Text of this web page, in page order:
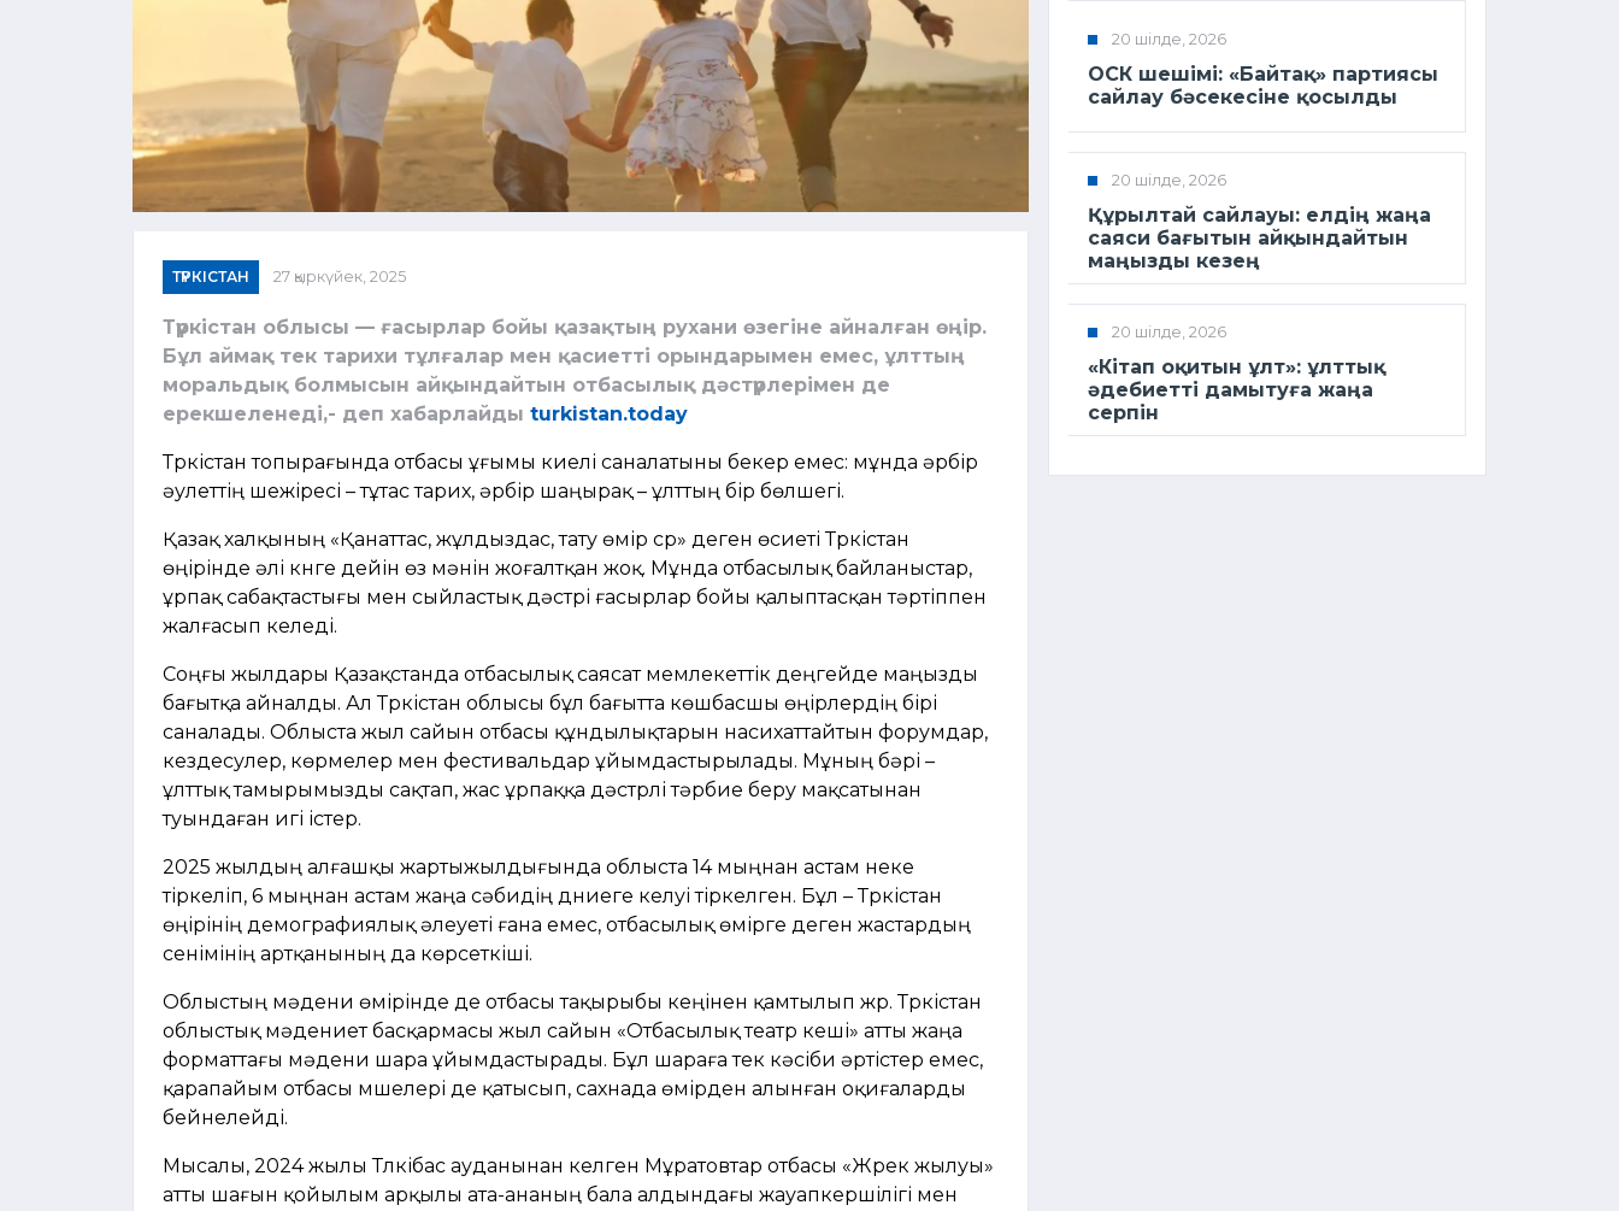
ТҮРКІСТАН 27 қыркүйек, 2025
Түркістан облысы — ғасырлар бойы қазақтың рухани өзегіне айналған өңір.
Бұл аймақ тек тарихи тұлғалар мен қасиетті орындарымен емес, ұлттың
моральдық болмысын айқындайтын отбасылық дәстүрлерімен де
ерекшеленеді,- деп хабарлайды turkistan.today
Түркістан топырағында отбасы ұғымы киелі саналатыны бекер емес: мұнда әрбір
әулеттің шежіресі – тұтас тарих, әрбір шаңырақ – ұлттың бір бөлшегі.
Қазақ халқының «Қанаттас, жұлдыздас, тату өмір сүр» деген өсиеті Түркістан
өңірінде әлі күнге дейін өз мәнін жоғалтқан жоқ. Мұнда отбасылық байланыстар,
ұрпақ сабақтастығы мен сыйластық дәстүрі ғасырлар бойы қалыптасқан тәртіппен
жалғасып келеді.
Соңғы жылдары Қазақстанда отбасылық саясат мемлекеттік деңгейде маңызды
бағытқа айналды. Ал Түркістан облысы бұл бағытта көшбасшы өңірлердің бірі
саналады. Облыста жыл сайын отбасы құндылықтарын насихаттайтын форумдар,
кездесулер, көрмелер мен фестивальдар ұйымдастырылады. Мұның бәрі –
ұлттық тамырымызды сақтап, жас ұрпаққа дәстүрлі тәрбие беру мақсатынан
туындаған игі істер.
2025 жылдың алғашқы жартыжылдығында облыста 14 мыңнан астам неке
тіркеліп, 6 мыңнан астам жаңа сәбидің дүниеге келуі тіркелген. Бұл – Түркістан
өңірінің демографиялық әлеуеті ғана емес, отбасылық өмірге деген жастардың
сенімінің артқанының да көрсеткіші.
Облыстың мәдени өмірінде де отбасы тақырыбы кеңінен қамтылып жүр. Түркістан
облыстық мәдениет басқармасы жыл сайын «Отбасылық театр кеші» атты жаңа
форматтағы мәдени шара ұйымдастырады. Бұл шараға тек кәсіби әртістер емес,
қарапайым отбасы мүшелері де қатысып, сахнада өмірден алынған оқиғаларды
бейнелейді.
Мысалы, 2024 жылы Түлкібас ауданынан келген Мұратовтар отбасы «Жүрек жылуы»
атты шағын қойылым арқылы ата-ананың бала алдындағы жауапкершілігі мен
20 шілде, 2026
ОСК шешімі: «Байтақ» партиясы
сайлау бәсекесіне қосылды
20 шілде, 2026
Құрылтай сайлауы: елдің жаңа
саяси бағытын айқындайтын
маңызды кезең
20 шілде, 2026
«Кітап оқитын ұлт»: ұлттық
әдебиетті дамытуға жаңа
серпін